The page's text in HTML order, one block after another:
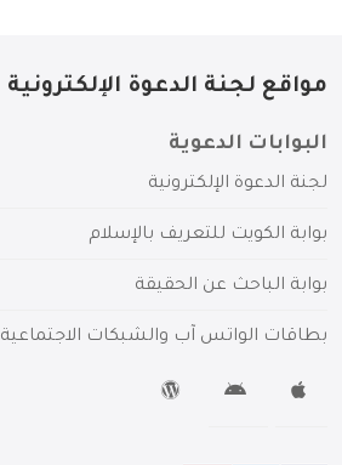
مواقع لجنة الدعوة الإلكترونية
البوابات الدعوية
لجنة الدعوة الإلكترونية
بوابة الكويت للتعريف بالإسلام
بوابة الباحث عن الحقيقة
بطاقات الواتس آب والشبكات الاجتماعية